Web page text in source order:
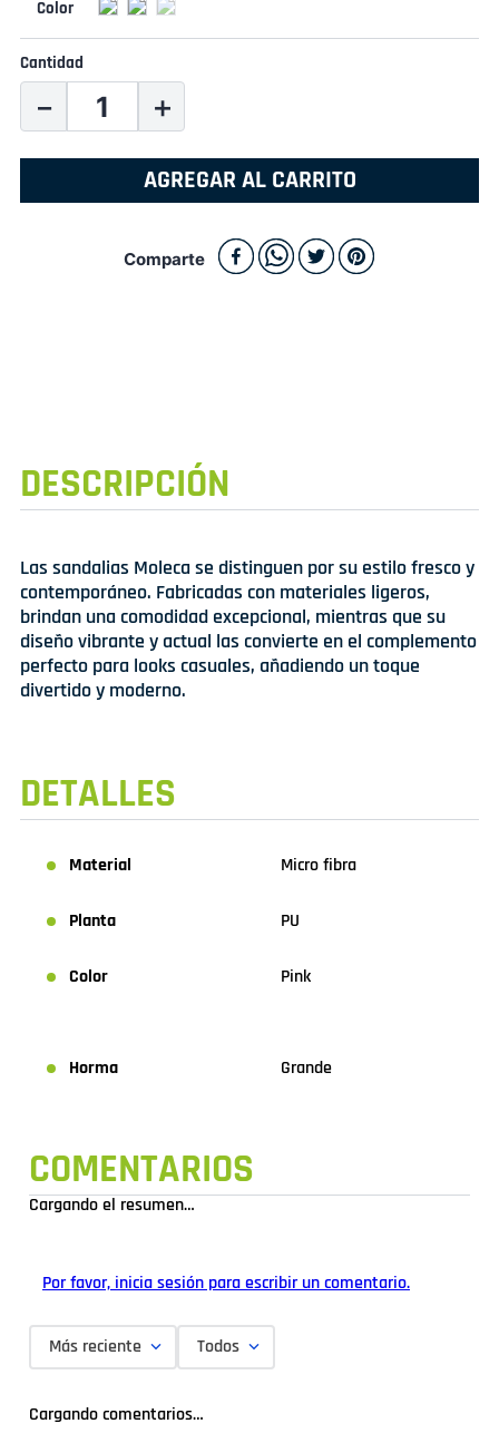
Cantidad
＋
－
AGREGAR AL CARRITO
Comparte
DESCRIPCIÓN
Las sandalias Moleca se distinguen por su estilo fresco y
contemporáneo. Fabricadas con materiales ligeros,
brindan una comodidad excepcional, mientras que su
diseño vibrante y actual las convierte en el complemento
perfecto para looks casuales, añadiendo un toque
divertido y moderno.
DETALLES
Material Micro fibra
Planta PU
Color Pink
Horma Grande
COMENTARIOS
Cargando el resumen…
Por favor, inicia sesión para escribir un comentario.
Más reciente Todos
Cargando comentarios…